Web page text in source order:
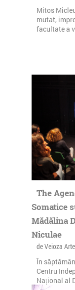
Mitos
mutat,
facultate a
The
Somatice
Mădălina
Niculae
de Veioza Arte
În
Centru
Național al